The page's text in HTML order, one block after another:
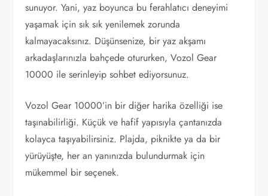
sunuyor. Yani, yaz boyunca bu ferahlatıcı deneyimi
yaşamak için sık sık yenilemek zorunda
kalmayacaksınız. Düşünsenize, bir yaz akşamı
arkadaşlarınızla bahçede otururken, Vozol Gear
10000 ile serinleyip sohbet ediyorsunuz.
Vozol Gear 10000’in bir diğer harika özelliği ise
taşınabilirliği. Küçük ve hafif yapısıyla çantanızda
kolayca taşıyabilirsiniz. Plajda, piknikte ya da bir
yürüyüşte, her an yanınızda bulundurmak için
mükemmel bir seçenek.